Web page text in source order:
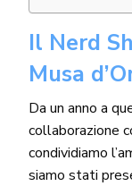
Il Nerd
Musa
Da un anno a
collaborazione
condividiamo
siamo stati